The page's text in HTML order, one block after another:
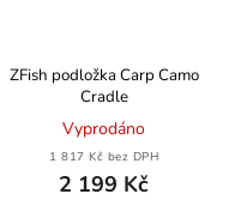
ZFish podložka Carp Camo
Cradle
Vyprodáno
1 817 Kč bez DPH
2 199 Kč